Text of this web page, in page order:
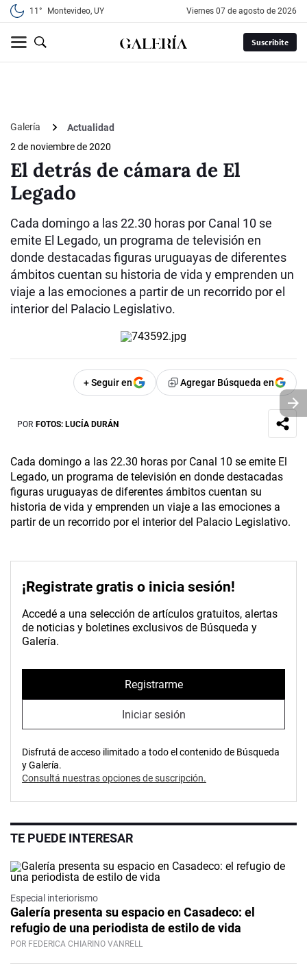
11° Montevideo, UY viernes 07 de agosto de 2026
Suscribite
Galería
Actualidad
2 de noviembre de 2020
El detrás de cámara de El
Legado
Cada domingo a las 22.30 horas por Canal 10 se
emite El Legado, un programa de televisión en
donde destacadas figuras uruguayas de diferentes
ámbitos cuentan su historia de vida y emprenden un
viaje a las emociones a partir de un recorrido por el
interior del Palacio Legislativo.
+ Seguir en Agregar Búsqueda en
POR FOTOS: LUCÍA DURÁN
Cada domingo a las 22.30 horas por Canal 10 se emite El
Legado, un programa de televisión en donde destacadas
figuras uruguayas de diferentes ámbitos cuentan su
historia de vida y emprenden un viaje a las emociones a
partir de un recorrido por el interior del Palacio Legislativo.
¡Registrate gratis o inicia sesión!
Accedé a una selección de artículos gratuitos, alertas
de noticias y boletines exclusivos de Búsqueda y
Galería.
Registrarme
Iniciar sesión
Disfrutá de acceso ilimitado a todo el contenido de Búsqueda
y Galería.
Consultá nuestras opciones de suscripción.
TE PUEDE INTERESAR
Especial interiorismo
Galería presenta su espacio en Casadeco: el
refugio de una periodista de estilo de vida
POR FEDERICA CHIARINO VANRELL